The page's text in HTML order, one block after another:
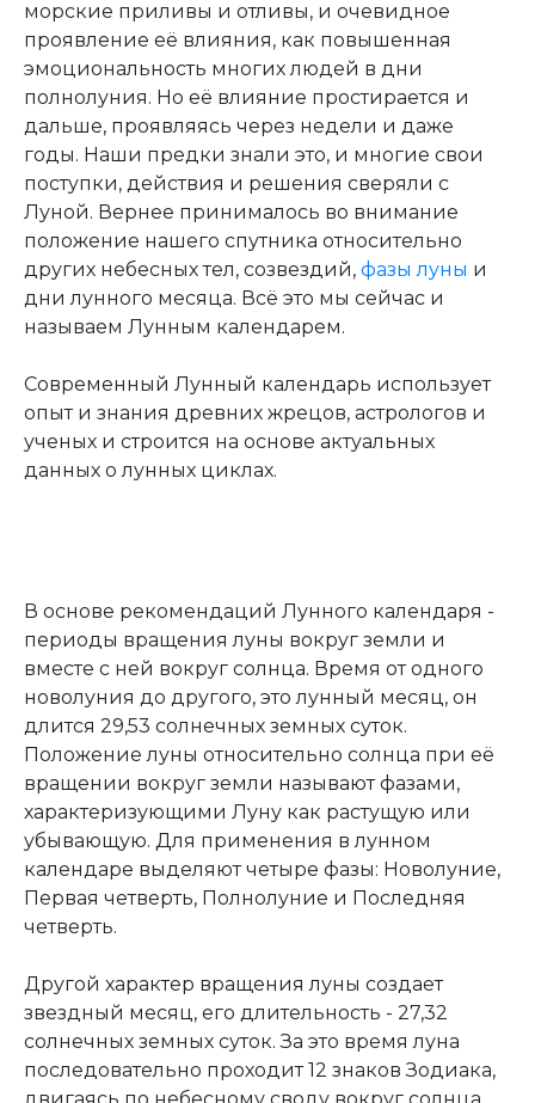
морские приливы и отливы, и очевидное
проявление её влияния, как повышенная
эмоциональность многих людей в дни
полнолуния. Но её влияние простирается и
дальше, проявляясь через недели и даже
годы. Наши предки знали это, и многие свои
поступки, действия и решения сверяли с
Луной. Вернее принималось во внимание
положение нашего спутника относительно
других небесных тел, созвездий, фазы луны и
дни лунного месяца. Всё это мы сейчас и
называем Лунным календарем.
Современный Лунный календарь использует
опыт и знания древних жрецов, астрологов и
ученых и строится на основе актуальных
данных о лунных циклах.
В основе рекомендаций Лунного календаря -
периоды вращения луны вокруг земли и
вместе с ней вокруг солнца. Время от одного
новолуния до другого, это лунный месяц, он
длится 29,53 солнечных земных суток.
Положение луны относительно солнца при её
вращении вокруг земли называют фазами,
характеризующими Луну как растущую или
убывающую. Для применения в лунном
календаре выделяют четыре фазы: Новолуние,
Первая четверть, Полнолуние и Последняя
четверть.
Другой характер вращения луны создает
звездный месяц, его длительность - 27,32
солнечных земных суток. За это время луна
последовательно проходит 12 знаков Зодиака,